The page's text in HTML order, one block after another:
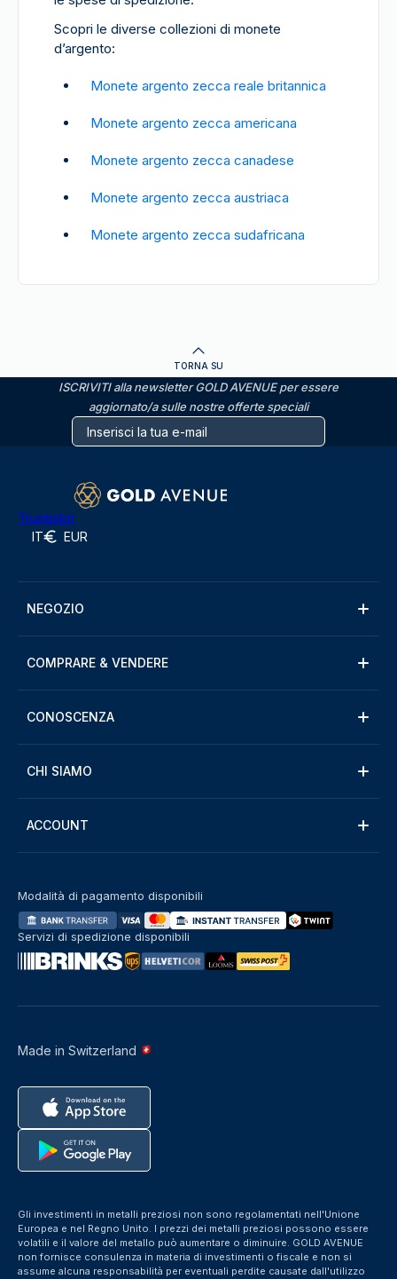
Scopri le diverse collezioni di monete
d’argento:
Monete argento zecca reale britannica
Monete argento zecca americana
Monete argento zecca canadese
Monete argento zecca austriaca
Monete argento zecca sudafricana
TORNA SU
ISCRIVITI alla newsletter GOLD AVENUE per essere
aggiornato/a sulle nostre offerte speciali
Trustpilot
IT EUR
NEGOZIO
COMPRARE & VENDERE
CONOSCENZA
CHI SIAMO
ACCOUNT
Made in Switzerland
Modalità di pagamento disponibili
Servizi di spedizione disponibili
Gli investimenti in metalli preziosi non sono regolamentati nell'Unione
Europea e nel Regno Unito. I prezzi dei metalli preziosi possono essere
volatili e il valore del metallo può aumentare o diminuire. GOLD AVENUE
non fornisce consulenza in materia di investimenti o fiscale e non si
assume alcuna responsabilità per eventuali perdite causate dall'utilizzo